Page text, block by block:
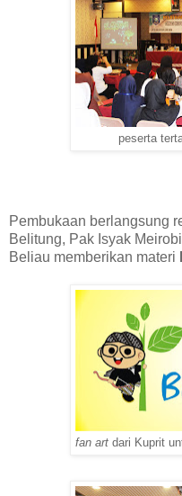
peserta
Pembukaan berlangsung
Belitung, Pak Isyak Meirobi
Beliau memberikan materi
fan artdari Kuprit